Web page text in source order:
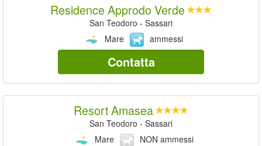
Residence Approdo Verde
San Teodoro - Sassari
Mare
ammessi
Contatta
Resort Amasea
San Teodoro - Sassari
Mare
NON ammessi